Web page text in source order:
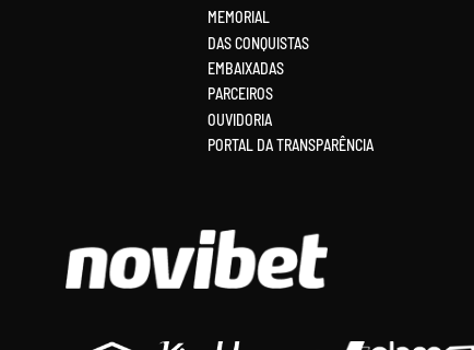
MEMORIAL
DAS CONQUISTAS
EMBAIXADAS
PARCEIROS
OUVIDORIA
PORTAL DA TRANSPARÊNCIA